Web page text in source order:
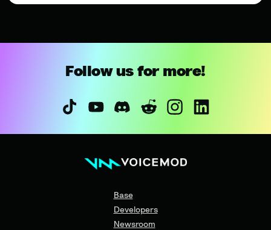
Follow us for more!
Base
Developers
Newsroom